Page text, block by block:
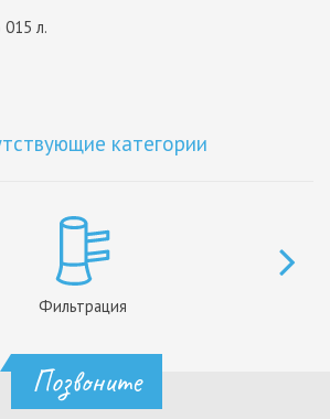
015 л.
категории
Фильтрация
Позвоните